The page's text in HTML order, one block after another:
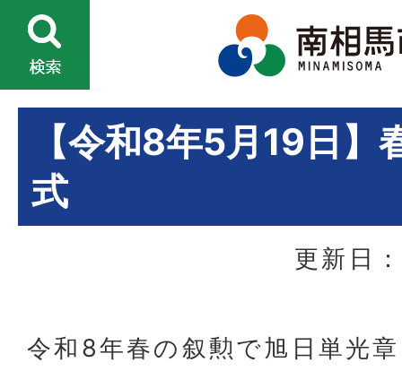
【令和8年5月19日】
式
更新日
令和8年春の叙勲で旭日単光